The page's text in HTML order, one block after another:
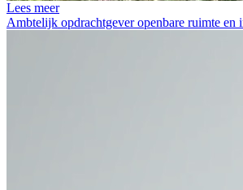
Lees meer
Ambtelijk opdrachtgever openbare ruimte en